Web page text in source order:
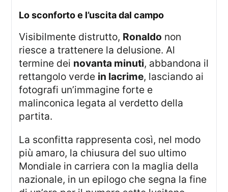
lo sconforto e l’uscita dal campo
Visibilmente distrutto, Ronaldo non
riesce a trattenere la delusione. Al
termine dei novanta minuti, abbandona il
rettangolo verde in lacrime, lasciando ai
fotografi un’immagine forte e
malinconica legata al verdetto della
partita.
La sconfitta rappresenta così, nel modo
più amaro, la chiusura del suo ultimo
Mondiale in carriera con la maglia della
nazionale, in un epilogo che segna la fine